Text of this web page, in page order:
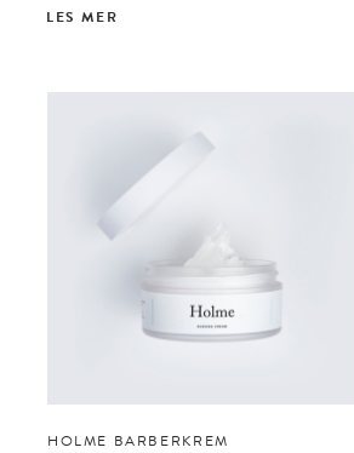
LES MER
HOLME BARBERKREM